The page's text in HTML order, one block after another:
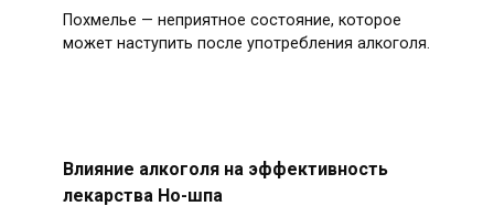
Похмелье — неприятное состояние, которое
может наступить после употребления алкоголя.
Влияние алкоголя на эффективность
лекарства Но-шпа